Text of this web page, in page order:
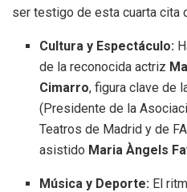
ser testigo de esta cuarta cita
Cultura y Espectáculo:
de la reconocida actriz
Cimarro, figura clave de
(Presidente de la
Teatros de Madrid y de
asistido Maria Àngels
Música y Deporte: El